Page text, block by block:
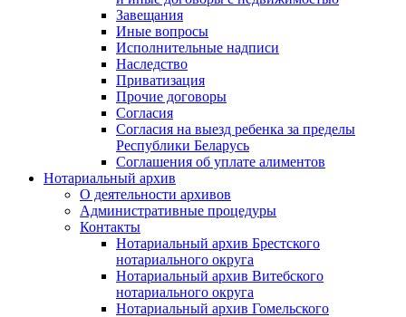
Завещания
Иные вопросы
Исполнительные надписи
Наследство
Приватизация
Прочие договоры
Согласия
Согласия на выезд ребенка за пределы
Республики Беларусь
Соглашения об уплате алиментов
Нотариальный архив
О деятельности архивов
Административные процедуры
Контакты
Нотариальный архив Брестского
нотариального округа
Нотариальный архив Витебского
нотариального округа
Нотариальный архив Гомельского